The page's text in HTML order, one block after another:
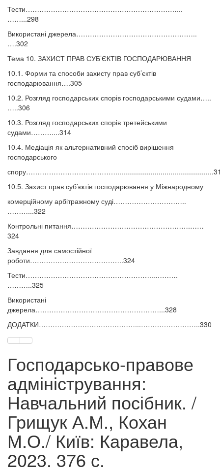
Тести…………………………………………………………...
……...298
Використані джерела……………………………………………..
….302
Тема 10. ЗАХИСТ ПРАВ СУБ’ЄКТІВ ГОСПОДАРЮВАННЯ
10.1. Форми та способи захисту прав суб’єктів
господарювання….305
10.2. Розгляд господарських спорів господарськими судами…..
…..306
10.3. Розгляд господарських спорів третейськими
судами………....314
10.4. Медіація як альтернативний спосіб вирішення
господарського
10.5. Захист прав суб’єктів господарювання у Міжнародному
комерційному арбітражному суді…………………………..
………...322
Контрольні питання…………………………………………….……
324
Завдання для самостійної
роботи…………………………………..324
Тести………………………………………………...……….
………..325
Використані
джерела………………………………………………...328
ДОДАТКИ……………………………………...……………………..330
Господарсько-правове
адміністрування:
Навчальний посібник. /
Грищук А.М., Кохан
М.О./ Київ: Каравела,
2023. 376 с.